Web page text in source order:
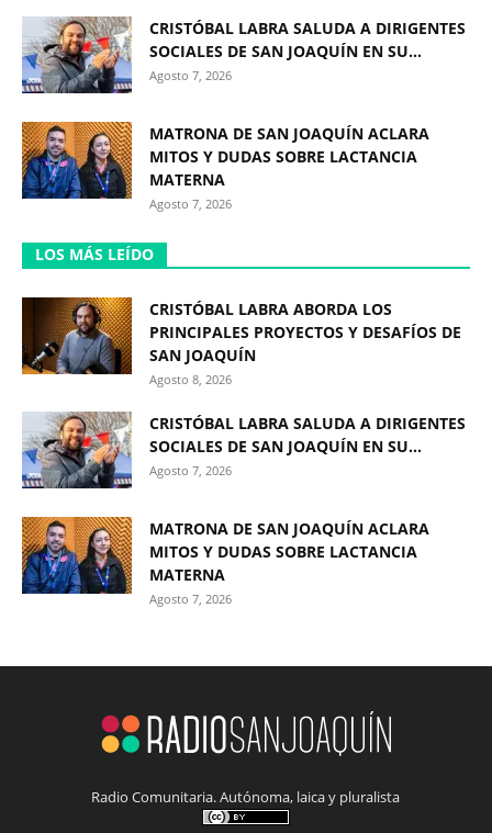
CRISTÓBAL LABRA SALUDA A DIRIGENTES
SOCIALES DE SAN JOAQUÍN EN SU...
Agosto 7, 2026
MATRONA DE SAN JOAQUÍN ACLARA
MITOS Y DUDAS SOBRE LACTANCIA
MATERNA
Agosto 7, 2026
LOS MÁS LEÍDO
CRISTÓBAL LABRA ABORDA LOS
PRINCIPALES PROYECTOS Y DESAFÍOS DE
SAN JOAQUÍN
Agosto 8, 2026
CRISTÓBAL LABRA SALUDA A DIRIGENTES
SOCIALES DE SAN JOAQUÍN EN SU...
Agosto 7, 2026
MATRONA DE SAN JOAQUÍN ACLARA
MITOS Y DUDAS SOBRE LACTANCIA
MATERNA
Agosto 7, 2026
Radio Comunitaria. Autónoma, laica y pluralista